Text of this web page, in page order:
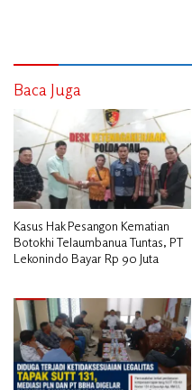
Baca Juga
Kasus Hak Pesangon Kematian
Botokhi Telaumbanua Tuntas, PT
Lekonindo Bayar Rp 90 Juta